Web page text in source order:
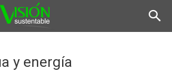
y energía